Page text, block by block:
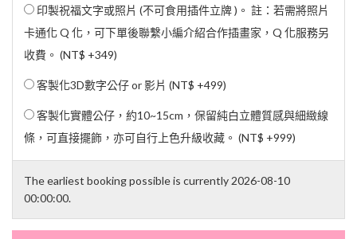
印製祝福文字或照片 (不可食用插件立牌 )。 註：若需將照片
卡通化 Q 化，可下單後聯繫小編介紹合作插畫家，Q 化服務另
收費。 (NT$ +349)
客製化3D數字公仔 or 影片 (NT$ +499)
客製化實體公仔，約10~15cm，保留純白立體質感與細緻線
條，可直接擺飾，亦可自行上色升級收藏。 (NT$ +999)
The earliest booking possible is currently 2026-08-10
00:00:00.